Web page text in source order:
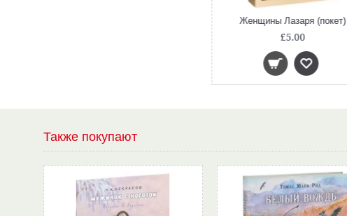
Женщины Лазаря (покет)
£5.00
Также покупают